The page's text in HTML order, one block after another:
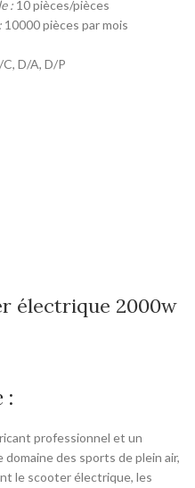
: 10 pièces/pièces
10000 pièces par mois
D/A, D/P
électrique 2000w
:
professionnel et un
des sports de plein air,
le scooter électrique, les